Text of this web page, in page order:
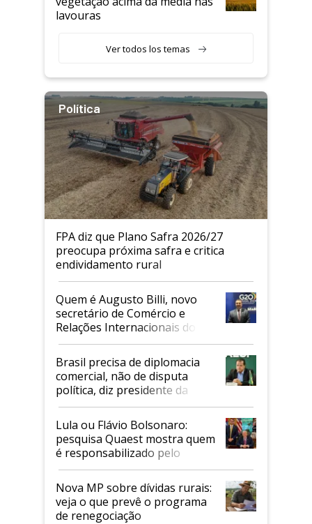
lavouras
Ver todos los temas
Política
FPA diz que Plano Safra 2026/27
preocupa próxima safra e critica
endividamento rural
Quem é Augusto Billi, novo
secretário de Comércio e
Relações Internacionais do
Mapa
Brasil precisa de diplomacia
comercial, não de disputa
política, diz presidente da
Faesp
Lula ou Flávio Bolsonaro:
pesquisa Quaest mostra quem
é responsabilizado pelo
tarifaço dos EUA
Nova MP sobre dívidas rurais:
veja o que prevê o programa
de renegociação